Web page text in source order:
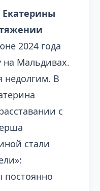
2024 года
на Мальдивах.
недолгим. В
с
стали